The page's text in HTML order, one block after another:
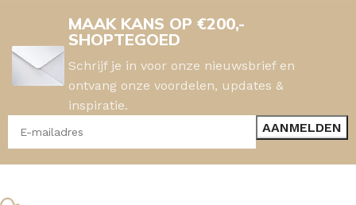
MAAK KANS OP €200,-
SHOPTEGOED
Schrijf je in voor onze nieuwsbrief en
ontvang onze voordelen, updates &
inspiratie.